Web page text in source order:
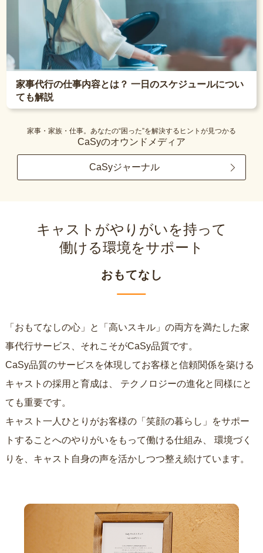
家事代行の仕事内容とは？ 一日のスケジュールについ
ても解説
家事・家族・仕事。あなたの“困った”を解決するヒントが見つかる
CaSyのオウンドメディア
CaSyジャーナル
キャストがやりがいを持って
働ける環境をサポート
おもてなし
「おもてなしの心」と「高いスキル」の両方を満たした家
事代行サービス、それこそがCaSy品質です。
CaSy品質のサービスを体現してお客様と信頼関係を築ける
キャストの採用と育成は、
ても重要です。
キャスト一人ひとりがお客様の「笑顔の暮らし」をサポー
トすることへのやりがいをもって働ける仕組み、
りを、キャスト自身の声を活かしつつ整え続けています。